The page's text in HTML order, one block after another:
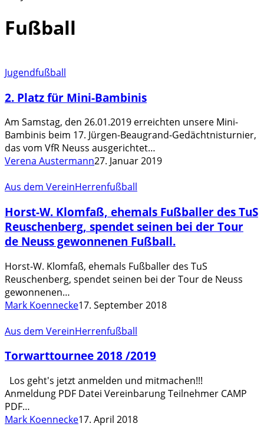
Fußball
2.
für
Bambinis
Jugendfußball
2. Platz für Mini-Bambinis
Am Samstag, den 26.01.2019 erreichten unsere Mini-
Bambinis beim 17. Jürgen-Beaugrand-Gedächtnisturnier,
das vom VfR Neuss ausgerichtet…
Verena Austermann27. Januar 2019
Horst-
Klomfaß,
ehemals
Fußballer
des
TuS
Reuschenberg,
spendet
seinen
der
de
gewonnenen
Fußball.
Aus dem VereinHerrenfußball
Horst-W. Klomfaß, ehemals Fußballer des TuS
Reuschenberg, spendet seinen bei der Tour
de Neuss gewonnenen Fußball.
Horst-W. Klomfaß, ehemals Fußballer des TuS
Reuschenberg, spendet seinen bei der Tour de Neuss
gewonnenen…
Mark Koennecke17. September 2018
Torwarttournee
/2019
Aus dem VereinHerrenfußball
Torwarttournee 2018 /2019
Los geht's jetzt anmelden und mitmachen!!!
Anmeldung PDF Datei Vereinbarung Teilnehmer CAMP
PDF…
Mark Koennecke17. April 2018